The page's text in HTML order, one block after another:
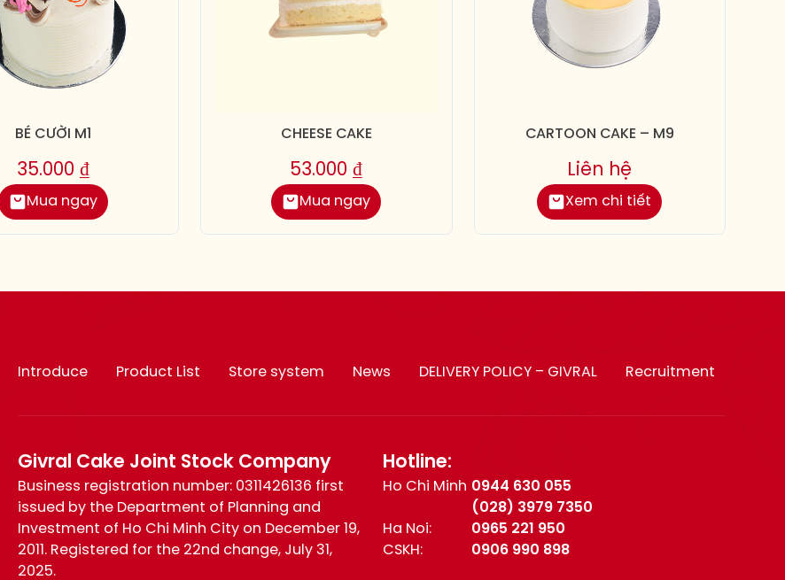
BÉ CƯỜI M1
Mua ngay
35.000 ₫
CHEESE CAKE
Mua ngay
53.000 ₫
CARTOON CAKE – M9
Xem chi tiết
Liên hệ
Introduce Product List Store system News DELIVERY POLICY – GIVRAL Recruitment
Givral Cake Joint Stock Company
Business registration number: 0311426136 first
issued by the Department of Planning and
Investment of Ho Chi Minh City on December 19,
2011. Registered for the 22nd change, July 31,
2025.
Hotline:
Ho Chi Minh 0944 630 055
(028) 3979 7350
Ha Noi:
0965 221 950
CSKH:
0906 990 898